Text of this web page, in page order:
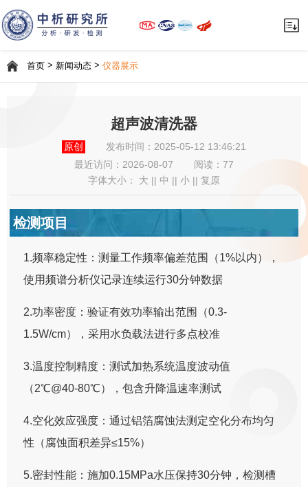
首页> 新闻动态> 仪器展示
超声波清洗器
原创
发布时间：2025-05-12 13:46:21
最近访问：2026-08-07
阅读：77
字体大小： 大 中 小 复原
检测项目
1.频率稳定性：测量工作频率偏差范围（1%以内），
使用频谱分析仪记录连续运行30分钟数据
2.功率密度：验证有效功率输出范围（0.3-
1.5W/cm），采用水负载法进行多点校准
3.温度控制精度：测试加热系统温度波动值
（2℃@40-80℃），包含升降温速率测试
4.空化效应强度：通过铝箔腐蚀法测定空化分布均匀
性（腐蚀面积差异≤15%）
5.密封性能：施加0.15MPa水压保持30分钟，检测槽